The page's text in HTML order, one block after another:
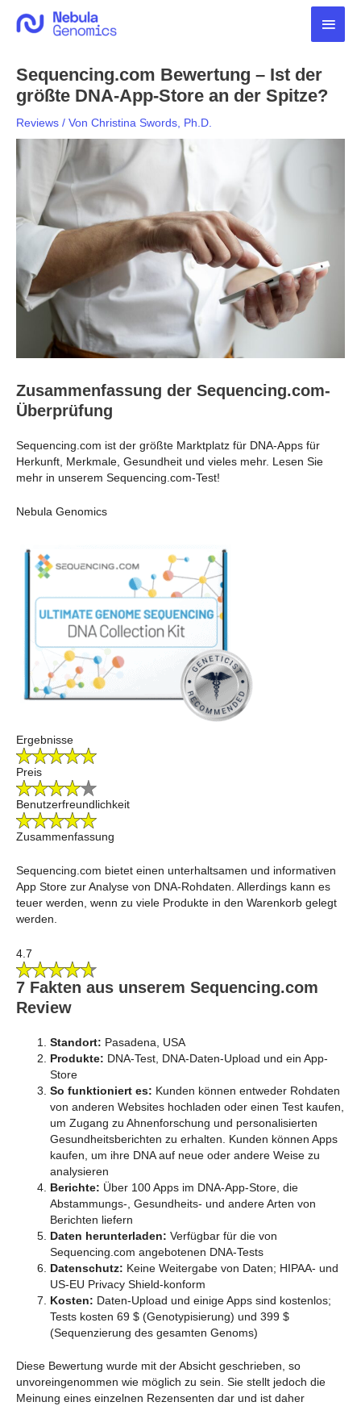
Inhalt
Sequencing.com Bewertung – Ist der
größte DNA-App-Store an der Spitze?
Reviews / Von Christina Swords, Ph.D.
Zusammenfassung der Sequencing.com-
Überprüfung
Sequencing.com ist der größte Marktplatz für DNA-Apps für
Herkunft, Merkmale, Gesundheit und vieles mehr. Lesen Sie
mehr in unserem Sequencing.com-Test!
Nebula Genomics
Ergebnisse
Preis
Benutzerfreundlichkeit
Zusammenfassung
Sequencing.com bietet einen unterhaltsamen und informativen
App Store zur Analyse von DNA-Rohdaten. Allerdings kann es
teuer werden, wenn zu viele Produkte in den Warenkorb gelegt
werden.
4.7
7 Fakten aus unserem Sequencing.com
Review
Standort: Pasadena, USA
Produkte: DNA-Test, DNA-Daten-Upload und ein App-
Store
So funktioniert es: Kunden können entweder Rohdaten
von anderen Websites hochladen oder einen Test kaufen,
um Zugang zu Ahnenforschung und personalisierten
Gesundheitsberichten zu erhalten. Kunden können Apps
kaufen, um ihre DNA auf neue oder andere Weise zu
analysieren
Berichte: Über 100 Apps im DNA-App-Store, die
Abstammungs-, Gesundheits- und andere Arten von
Berichten liefern
Daten herunterladen: Verfügbar für die von
Sequencing.com angebotenen DNA-Tests
Datenschutz: Keine Weitergabe von Daten; HIPAA- und
US-EU Privacy Shield-konform
Kosten: Daten-Upload und einige Apps sind kostenlos;
Tests kosten 69 $ (Genotypisierung) und 399 $
(Sequenzierung des gesamten Genoms)
Diese Bewertung wurde mit der Absicht geschrieben, so
unvoreingenommen wie möglich zu sein. Sie stellt jedoch die
Meinung eines einzelnen Rezensenten dar und ist daher